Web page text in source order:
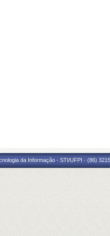
da Informação - STI/UFPI - (86)